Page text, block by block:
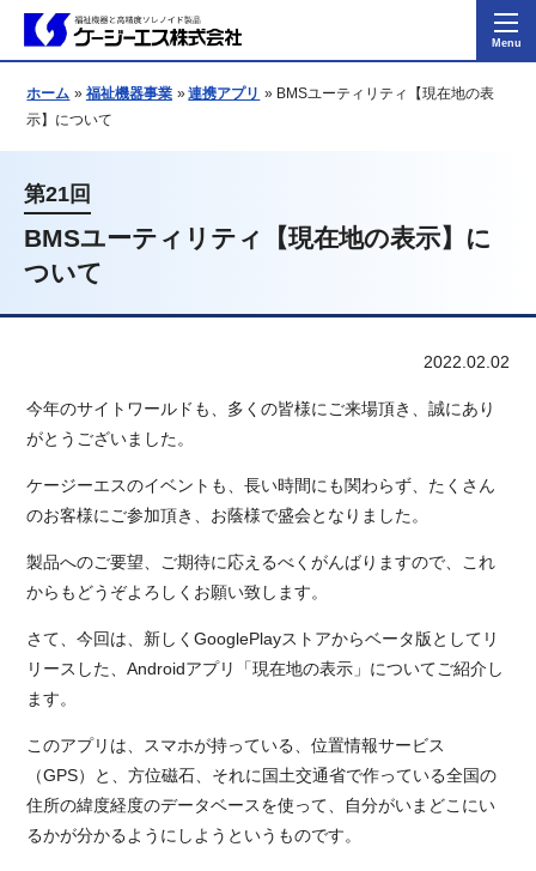
ホーム 福祉機器事業 連携アプリ
BMSユーティリティ【現在地の表
示】について
第21回
BMSユーティリティ【現在地の表示】に
ついて
2022.02.02
今年のサイトワールドも、多くの皆様にご来場頂き、誠にあり
がとうございました。
ケージーエスのイベントも、長い時間にも関わらず、たくさん
のお客様にご参加頂き、お蔭様で盛会となりました。
製品へのご要望、ご期待に応えるべくがんばりますので、これ
からもどうぞよろしくお願い致します。
さて、今回は、新しくGooglePlayストアからベータ版としてリ
リースした、Androidアプリ「現在地の表示」についてご紹介し
ます。
このアプリは、スマホが持っている、位置情報サービス
（GPS）と、方位磁石、それに国土交通省で作っている全国の
住所の緯度経度のデータベースを使って、自分がいまどこにい
るかが分かるようにしようというものです。